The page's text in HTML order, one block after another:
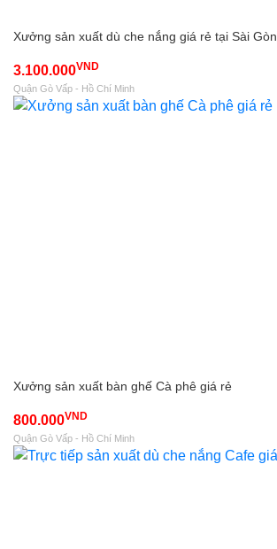
Xưởng sản xuất dù che nắng giá rẻ tại Sài Gòn
3.100.000VND
Quận Gò Vấp - Hồ Chí Minh
Xưởng sản xuất bàn ghế Cà phê giá rẻ
800.000VND
Quận Gò Vấp - Hồ Chí Minh